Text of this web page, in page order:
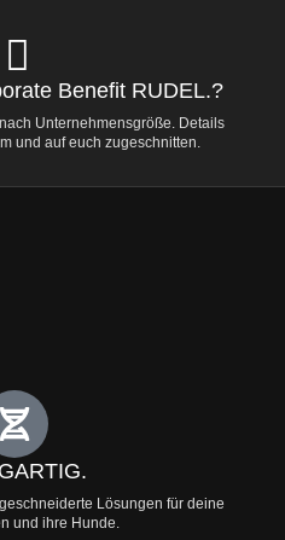
Benefit RUDEL.?
Unternehmensgröße. Details
und auf euch zugeschnitten.
Lösungen für deine
und ihre Hunde.